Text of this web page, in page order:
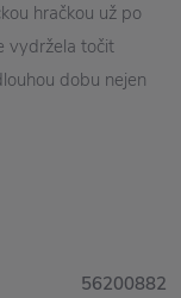
hračkou už po
vydržela točit
dobu nejen
56200882